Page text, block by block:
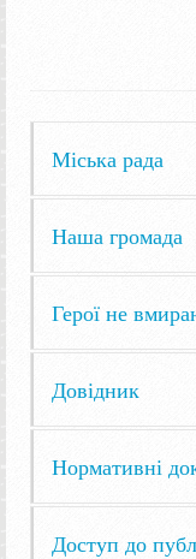
Міська рада
Наша громада
Герої не
Довідник
Нормативні
Доступ до